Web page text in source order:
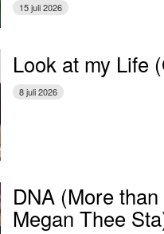
15 juli 2026
Look at my Life
8 juli 2026
DNA (More
Megan Thee